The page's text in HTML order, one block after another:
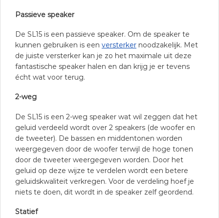
Passieve speaker
De SL15 is een passieve speaker. Om de speaker te
kunnen gebruiken is een versterker noodzakelijk. Met
de juiste versterker kan je zo het maximale uit deze
fantastische speaker halen en dan krijg je er tevens
écht wat voor terug.
2-weg
De SL15 is een 2-weg speaker wat wil zeggen dat het
geluid verdeeld wordt over 2 speakers (de woofer en
de tweeter). De bassen en middentonen worden
weergegeven door de woofer terwijl de hoge tonen
door de tweeter weergegeven worden. Door het
geluid op deze wijze te verdelen wordt een betere
geluidskwaliteit verkregen. Voor de verdeling hoef je
niets te doen, dit wordt in de speaker zelf geordend.
Statief